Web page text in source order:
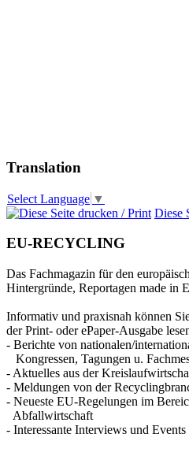
Translation
Select Language ▼
Diese
EU-RECYCLING
Das Fachmagazin für den
Hintergründe, Reportagen made in
Informativ und praxisnah können
der Print- oder ePaper-Ausgabe
- Berichte von nationalen/
Kongressen, Tagungen u.
- Aktuelles aus der
- Meldungen von der
- Neueste EU-Regelungen im
Abfallwirtschaft
- Interessante Interviews und Events